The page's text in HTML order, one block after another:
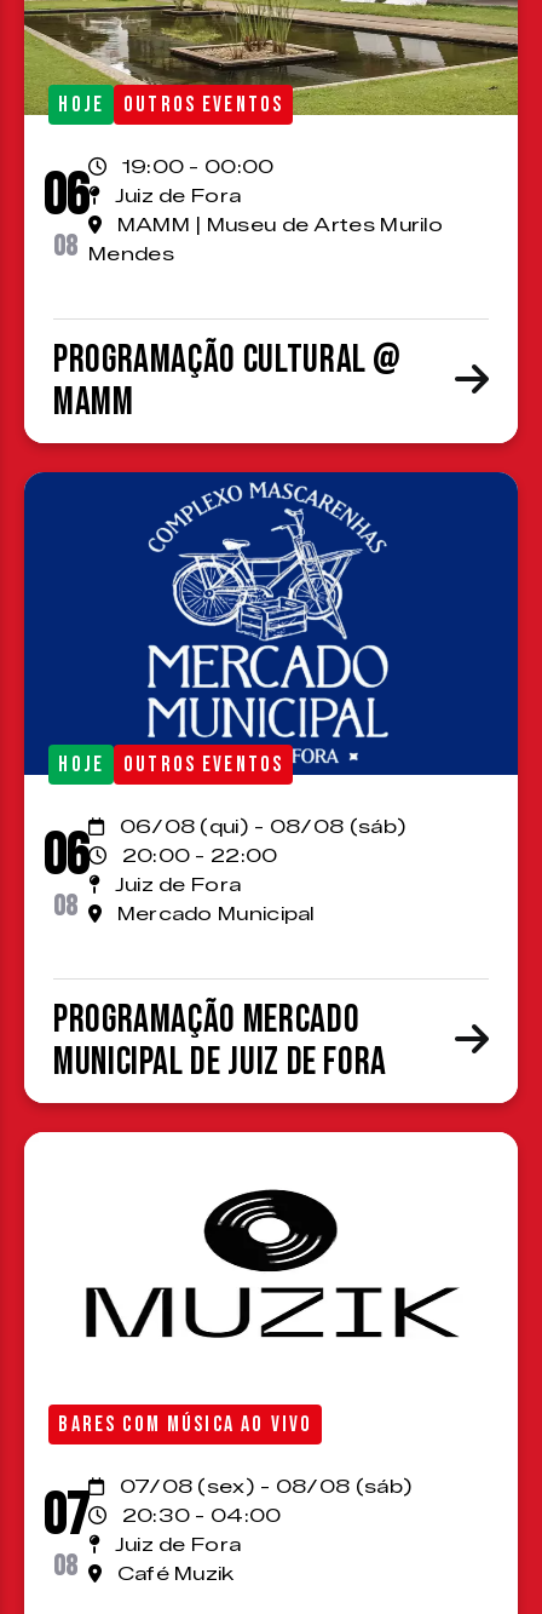
HOJE OUTROS EVENTOS
06
08
19:00 - 00:00
Juiz de Fora
MAMM | Museu de Artes Murilo
Mendes
Programação cultural @
MAMM
HOJE OUTROS EVENTOS
06
08
06/08 (qui) - 08/08 (sáb)
20:00 - 22:00
Juiz de Fora
Mercado Municipal
Programação Mercado
Municipal de Juiz de Fora
BARES COM MÚSICA AO VIVO
07
08
07/08 (sex) - 08/08 (sáb)
20:30 - 04:00
Juiz de Fora
Café Muzik